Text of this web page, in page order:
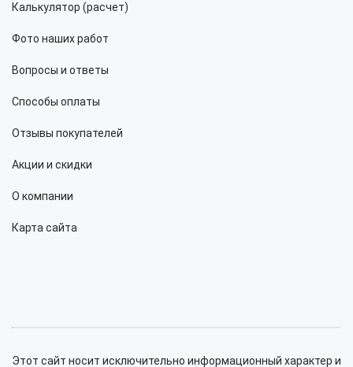
Калькулятор (расчет)
Фото наших работ
Вопросы и ответы
Способы оплаты
Отзывы покупателей
Акции и скидки
О компании
Карта сайта
Этот сайт носит исключительно информационный характер и